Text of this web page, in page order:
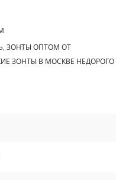
, ЗОНТЫ ОПТОМ ОТ
ЗОНТЫ В МОСКВЕ НЕДОРОГО